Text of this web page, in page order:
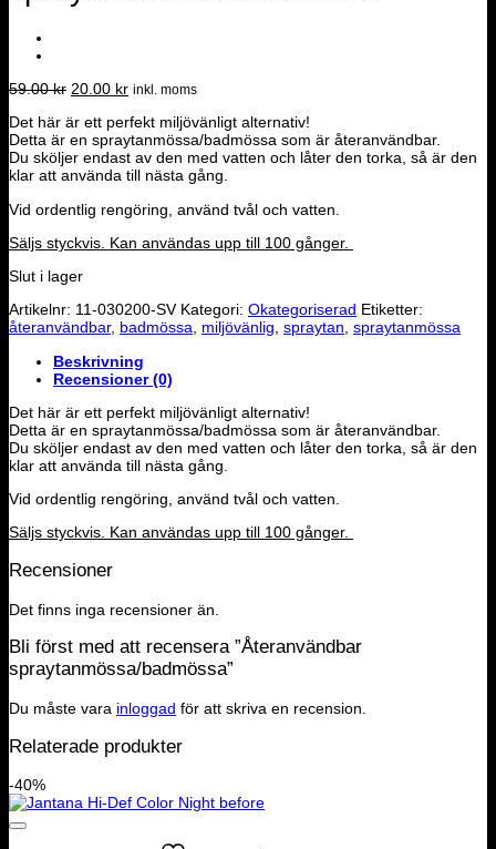
59.00kr Det
priset
var:
59.00 kr.
20.00 krDet
priset
är:
20.00 kr.
inkl. moms
Det här är ett perfekt miljövänligt alternativ!
Detta är en spraytanmössa/badmössa som är återanvändbar.
Du sköljer endast av den med vatten och låter den torka, så är den
klar att använda till nästa gång.
Vid ordentlig rengöring, använd tvål och vatten.
Säljs styckvis. Kan användas upp till 100 gånger.
Slut i lager
Artikelnr: 11-030200-SV Kategori: Okategoriserad Etiketter:
återanvändbar, badmössa, miljövänlig, spraytan, spraytanmössa
Beskrivning
Recensioner (0)
Det här är ett perfekt miljövänligt alternativ!
Detta är en spraytanmössa/badmössa som är återanvändbar.
Du sköljer endast av den med vatten och låter den torka, så är den
klar att använda till nästa gång.
Vid ordentlig rengöring, använd tvål och vatten.
Säljs styckvis. Kan användas upp till 100 gånger.
Recensioner
Det finns inga recensioner än.
Bli först med att recensera ”Återanvändbar
spraytanmössa/badmössa”
Du måste vara inloggad för att skriva en recension.
Relaterade produkter
-40%